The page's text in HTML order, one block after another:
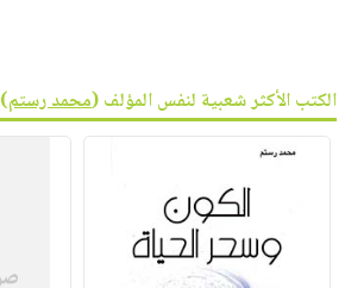
الكتب الأكثر شعبية لنفس المؤلف (محمد رستم)